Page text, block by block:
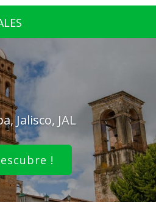
Jalisco, JAL
!